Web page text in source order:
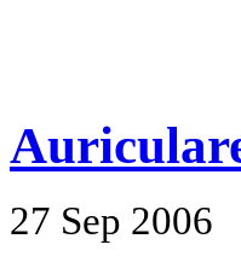
27 Sep 2006